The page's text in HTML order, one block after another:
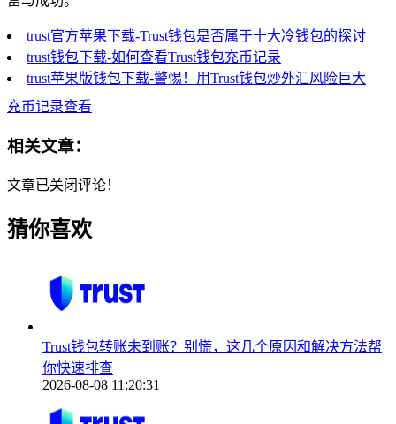
trust官方苹果下载-Trust钱包是否属于十大冷钱包的探讨
trust钱包下载-如何查看Trust钱包充币记录
trust苹果版钱包下载-警惕！用Trust钱包炒外汇风险巨大
充币记录查看
相关文章：
文章已关闭评论！
猜你喜欢
Trust钱包转账未到账？别慌，这几个原因和解决方法帮
你快速排查
2026-08-08 11:20:31